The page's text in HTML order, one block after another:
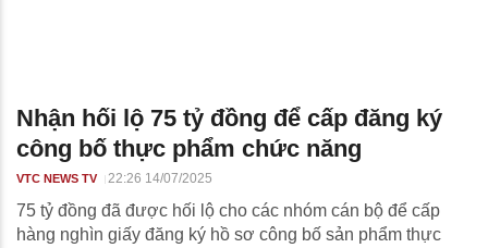
Nhận hối lộ 75 tỷ đồng để cấp đăng ký
công bố thực phẩm chức năng
VTC NEWS TV 22:26 14/07/2025
75 tỷ đồng đã được hối lộ cho các nhóm cán bộ để cấp
hàng nghìn giấy đăng ký hồ sơ công bố sản phẩm thực